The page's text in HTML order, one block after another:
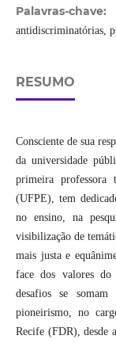
Palavras-
antidiscriminatórias,
RESUMO
Consciente de sua
da universidade
primeira professora
(UFPE), tem
no ensino, na
visibilização de
mais justa e
face dos valores do
desafios se
pioneirismo, no
Recife (FDR), desde